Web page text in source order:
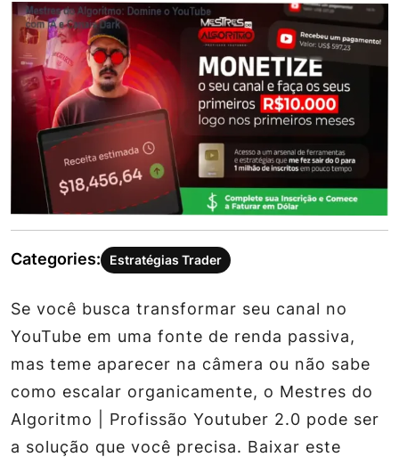
de
Categories: Estratégias Trader
Se você busca transformar seu canal no
YouTube em uma fonte de renda passiva,
mas teme aparecer na câmera ou não sabe
como escalar organicamente, o Mestres do
Algoritmo | Profissão Youtuber 2.0 pode ser
a solução que você precisa. Baixar este